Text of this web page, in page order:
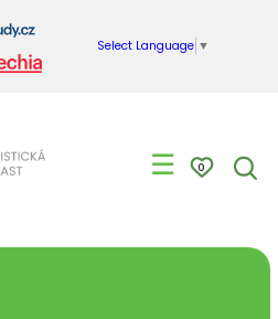
Select Language ▼
☰ 0